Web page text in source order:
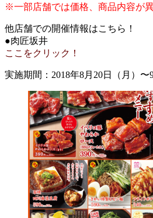
※一部店舗では価格、商品内容が
他店舗での開催情報はこちら！
●肉匠坂井
ここをクリック！
実施期間：2018年8月20日（月）